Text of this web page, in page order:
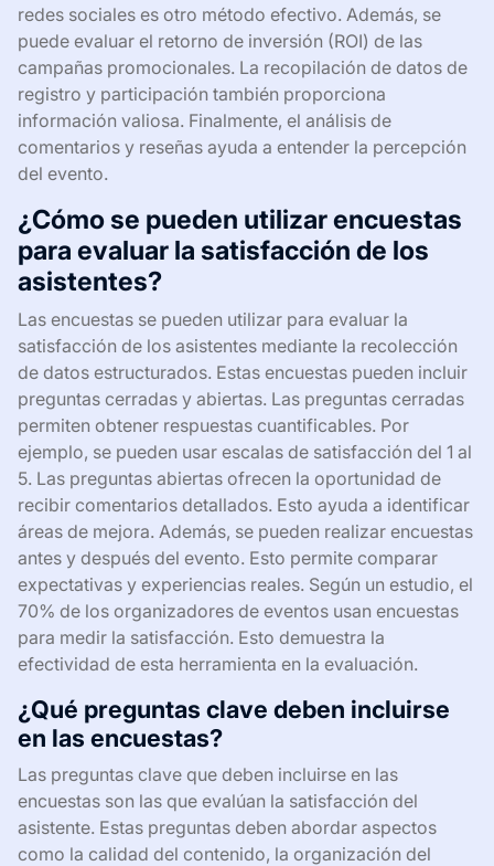
redes sociales es otro método efectivo. Además, se
puede evaluar el retorno de inversión (ROI) de las
campañas promocionales. La recopilación de datos de
registro y participación también proporciona
información valiosa. Finalmente, el análisis de
comentarios y reseñas ayuda a entender la percepción
del evento.
¿Cómo se pueden utilizar encuestas
para evaluar la satisfacción de los
asistentes?
Las encuestas se pueden utilizar para evaluar la
satisfacción de los asistentes mediante la recolección
de datos estructurados. Estas encuestas pueden incluir
preguntas cerradas y abiertas. Las preguntas cerradas
permiten obtener respuestas cuantificables. Por
ejemplo, se pueden usar escalas de satisfacción del 1 al
5. Las preguntas abiertas ofrecen la oportunidad de
recibir comentarios detallados. Esto ayuda a identificar
áreas de mejora. Además, se pueden realizar encuestas
antes y después del evento. Esto permite comparar
expectativas y experiencias reales. Según un estudio, el
70% de los organizadores de eventos usan encuestas
para medir la satisfacción. Esto demuestra la
efectividad de esta herramienta en la evaluación.
¿Qué preguntas clave deben incluirse
en las encuestas?
Las preguntas clave que deben incluirse en las
encuestas son las que evalúan la satisfacción del
asistente. Estas preguntas deben abordar aspectos
como la calidad del contenido, la organización del